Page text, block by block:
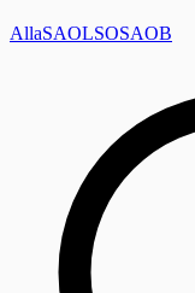
AllaSAOLSOSAOB